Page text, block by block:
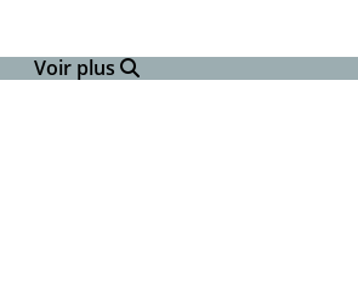
Voir plus